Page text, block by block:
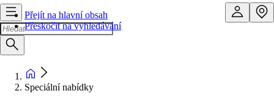
Přejít na hlavní obsah
Přeskočit na vyhledávání
Speciální nabídky